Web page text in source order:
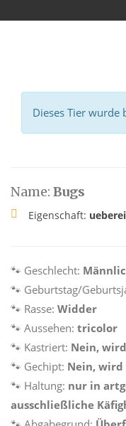
Dieses Tier wurde
Name: Bugs
Eigenschaft:
🐾 Geschlecht:
🐾 Geburtstag/
🐾 Rasse: Widder
🐾 Aussehen: tricolor
🐾 Kastriert: Nein,
🐾 Gechipt: Nein, wird
🐾 Haltung: nur in
ausschließliche